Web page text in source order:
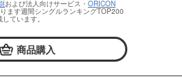
および法人向けサービス・ ORICON
ます週間シングルランキングTOP200
ています。
商品購入